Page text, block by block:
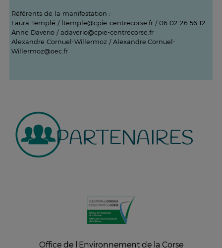
Référents de la manifestation :
Laura Templé / ltemple@cpie-centrecorse.fr / 06 02 26 56 12
Anne Daverio / adaverio@cpie-centrecorse.fr
Alexandre Cornuel-Willermoz / Alexandre.Cornuel-
Willermoz@oec.fr
PARTENAIRES
Office de l'Environnement de la Corse